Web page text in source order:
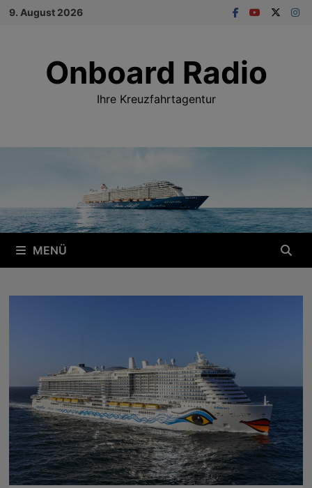
Zum
9. August 2026
Onboard Radio
Ihre Kreuzfahrtagentur
MENÜ